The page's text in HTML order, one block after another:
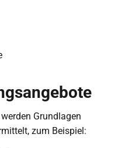
Grundlagen
zum Beispiel: